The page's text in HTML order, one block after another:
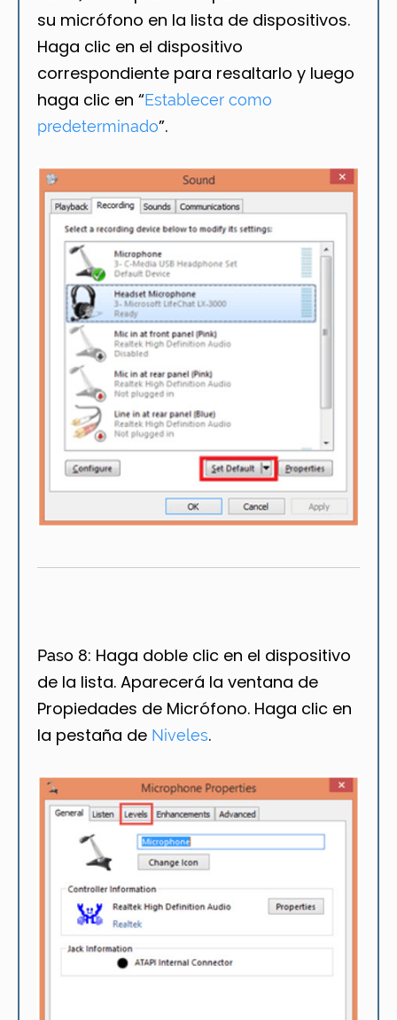
su micrófono en la lista de dispositivos.
Haga clic en el dispositivo
correspondiente para resaltarlo y luego
haga clic en “Establecer como
predeterminado”.
Paso 8: Haga doble clic en el dispositivo
de la lista. Aparecerá la ventana de
Propiedades de Micrófono. Haga clic en
la pestaña de Niveles.